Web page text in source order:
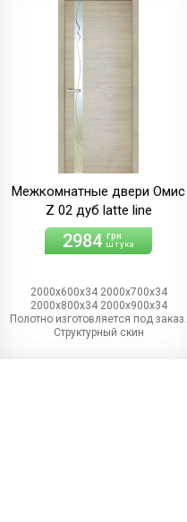
Межкомнатные двери Омис
Z 02 дуб latte line
2984 грн
штука
2000х600х34 2000х700х34
2000х800х34 2000х900х34
Полотно изготовляется под заказ.
Структурный скин